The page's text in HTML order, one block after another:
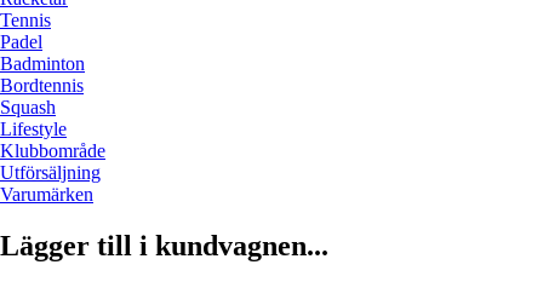
Tennis
Padel
Badminton
Bordtennis
Squash
Lifestyle
Klubbområde
Utförsäljning
Varumärken
Lägger till i kundvagnen...